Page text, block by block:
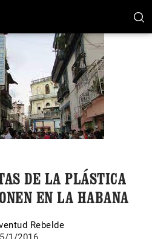
DE LA PLÁSTICA
EN LA HABANA
Rebelde